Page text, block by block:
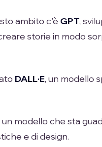
ambito c'è GPT,
storie in modo
DALL·E, un modello
un modello che sta
e di design.